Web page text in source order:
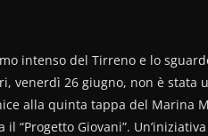
intenso del Tirreno e lo
venerdì 26 giugno, non è stata
alla quinta tappa del Marina
“Progetto Giovani”.